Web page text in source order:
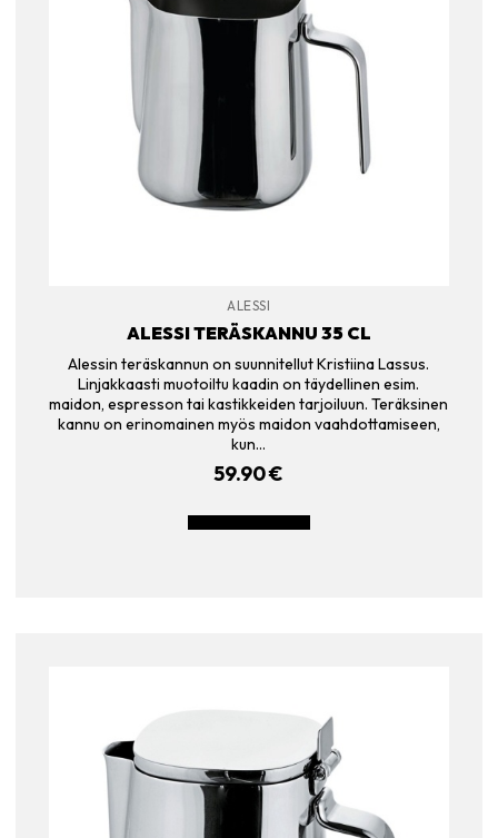
ALESSI
ALESSI TERÄSKANNU 35 CL
Alessin teräskannun on suunnitellut Kristiina Lassus.
Linjakkaasti muotoiltu kaadin on täydellinen esim.
maidon, espresson tai kastikkeiden tarjoiluun. Teräksinen
kannu on erinomainen myös maidon vaahdottamiseen,
kun…
59.90€